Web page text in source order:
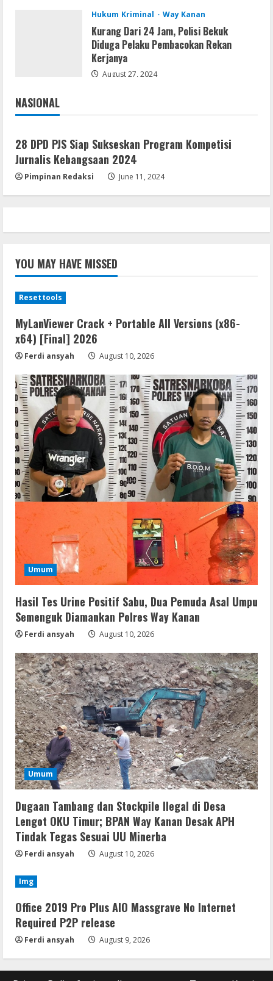
August 10, 2026
Img
Office 2019 Pro Plus AIO Massgrave No
Internet Required P2P release
August 9, 2026
5
Resettools
Stable [x86x64]
August 9, 2026
Hukum Kriminal Way Kanan
Kurang Dari 24 Jam, Polisi Bekuk
Diduga Pelaku Pembacokan Rekan
Kerjanya
August 27, 2024
NASIONAL
Jakarta
28 DPD PJS Siap Sukseskan Program Kompetisi
Jurnalis Kebangsaan 2024
Pimpinan Redaksi June 11, 2024
YOU MAY HAVE MISSED
Resettools
MyLanViewer Crack + Portable All Versions (x86-
x64) [Final] 2026
Ferdi ansyah August 10, 2026
Umum
Hasil Tes Urine Positif Sabu, Dua Pemuda Asal Umpu
Semenguk Diamankan Polres Way Kanan
Ferdi ansyah August 10, 2026
Umum
Dugaan Tambang dan Stockpile Ilegal di Desa
Lengot OKU Timur; BPAN Way Kanan Desak APH
Tindak Tegas Sesuai UU Minerba
Ferdi ansyah August 10, 2026
Img
Office 2019 Pro Plus AIO Massgrave No Internet
Required P2P release
Ferdi ansyah August 9, 2026